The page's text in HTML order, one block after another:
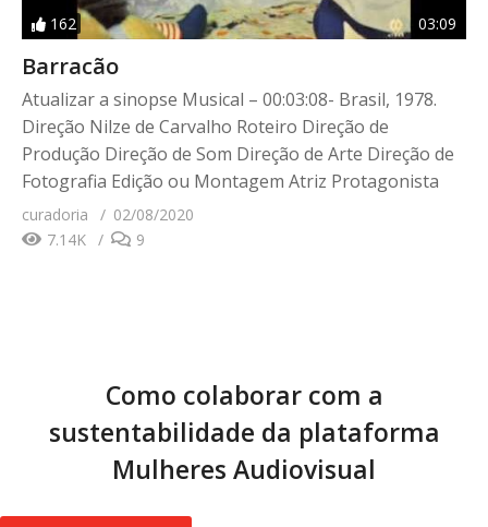
162 03:09
Barracão
Atualizar a sinopse Musical – 00:03:08- Brasil, 1978.
Direção Nilze de Carvalho Roteiro Direção de
Produção Direção de Som Direção de Arte Direção de
Fotografia Edição ou Montagem Atriz Protagonista
curadoria
02/08/2020
7.14K
9
Como colaborar com a
sustentabilidade da plataforma
Mulheres Audiovisual